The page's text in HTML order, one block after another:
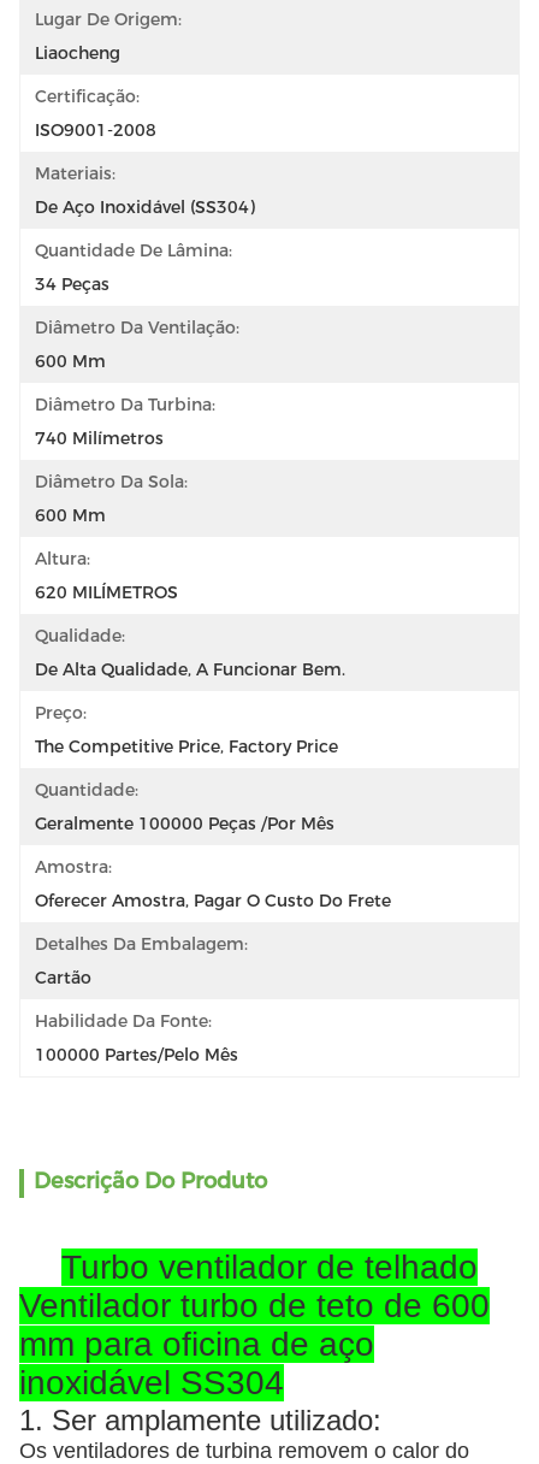
Lugar De Origem:
Liaocheng
Certificação:
ISO9001-2008
Materiais:
De Aço Inoxidável (SS304)
Quantidade De Lâmina:
34 Peças
Diâmetro Da Ventilação:
600 Mm
Diâmetro Da Turbina:
740 Milímetros
Diâmetro Da Sola:
600 Mm
Altura:
620 MILÍMETROS
Qualidade:
De Alta Qualidade, A Funcionar Bem.
Preço:
The Competitive Price, Factory Price
Quantidade:
Geralmente 100000 Peças /por Mês
Amostra:
Oferecer Amostra, Pagar O Custo Do Frete
Detalhes Da Embalagem:
Cartão
Habilidade Da Fonte:
100000 Partes/pelo Mês
Descrição Do Produto
Turbo ventilador de telhado
Ventilador turbo de teto de 600
mm para oficina de aço
inoxidável SS304
1. Ser amplamente utilizado:
Os ventiladores de turbina removem o calor do